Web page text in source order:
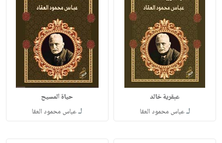
عبقرية خالد
لـعباس محمود العقا
حياة المسيح
لـعباس محمود العقا